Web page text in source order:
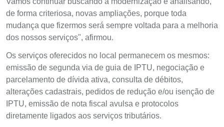
de forma criteriosa, novas ampliações, porque toda
mudança que fizermos será sempre voltada para a melhoria
dos nossos serviços", afirmou.
Os serviços oferecidos no local permanecem os mesmos:
emissão de segunda via de guia de IPTU, negociação e
parcelamento de dívida ativa, consulta de débitos,
alterações cadastrais, pedidos de redução e/ou isenção de
IPTU, emissão de nota fiscal avulsa e protocolos
diretamente ligados aos serviços tributários.